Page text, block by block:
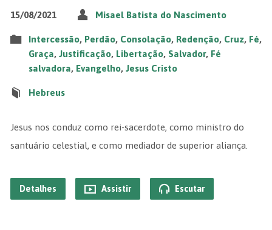
15/08/2021 Misael Batista do Nascimento
Intercessão, Perdão, Consolação, Redenção, Cruz, Fé,
Graça, Justificação, Libertação, Salvador, Fé
salvadora, Evangelho, Jesus Cristo
Hebreus
Jesus nos conduz como rei-sacerdote, como ministro do
santuário celestial, e como mediador de superior aliança.
Detalhes Assistir Escutar